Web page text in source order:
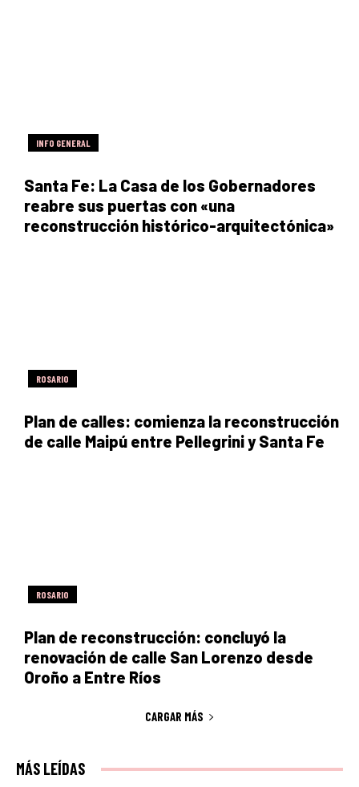
INFO GENERAL
Santa Fe: La Casa de los Gobernadores
reabre sus puertas con «una
reconstrucción histórico-arquitectónica»
ROSARIO
Plan de calles: comienza la reconstrucción
de calle Maipú entre Pellegrini y Santa Fe
ROSARIO
Plan de reconstrucción: concluyó la
renovación de calle San Lorenzo desde
Oroño a Entre Ríos
CARGAR MÁS
MÁS LEÍDAS